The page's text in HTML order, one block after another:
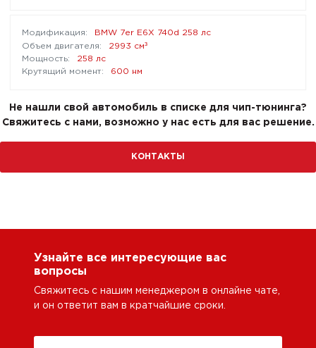
BMW 7er E6X 740d 258 лс
2993 см³
258 лс
600 нм
Не нашли свой автомобиль в списке для чип-тюнинга?
Свяжитесь с нами, возможно у нас есть для вас решение.
КОНТАКТЫ
Узнайте все интересующие вас
вопросы
Свяжитесь с нашим менеджером в онлайне чате,
и он ответит вам в кратчайшие сроки.